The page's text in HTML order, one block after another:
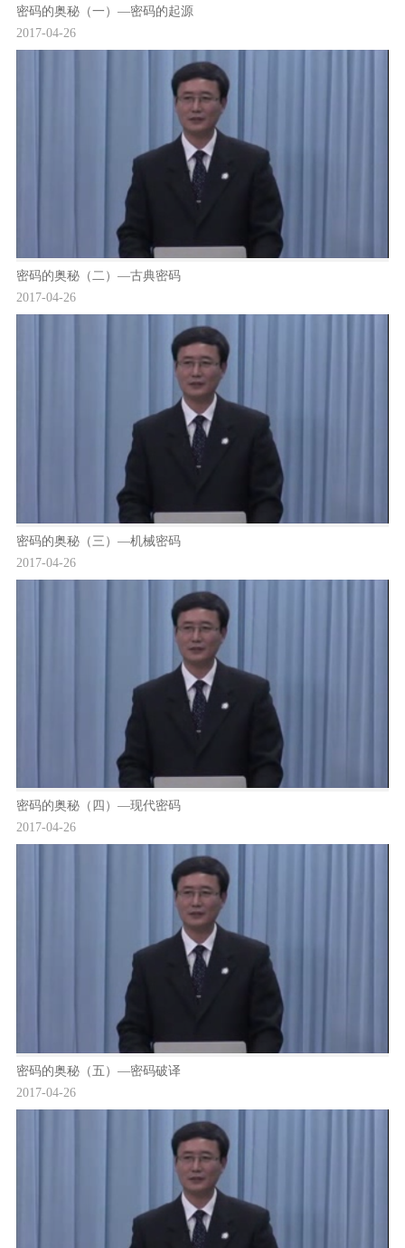
密码的奥秘（一）—密码的起源
2017-04-26
密码的奥秘（二）—古典密码
2017-04-26
密码的奥秘（三）—机械密码
2017-04-26
密码的奥秘（四）—现代密码
2017-04-26
密码的奥秘（五）—密码破译
2017-04-26